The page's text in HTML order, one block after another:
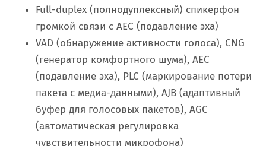
Full-duplex (полнодуплексный) спикерфон
громкой связи с AEC (подавление эха)
VAD (обнаружение активности голоса), CNG
(генератор комфортного шума), AEC
(подавление эха), PLC (маркирование потери
пакета с медиа-данными), AJB (адаптивный
буфер для голосовых пакетов), AGC
(автоматическая регулировка
чувствительности микрофона)